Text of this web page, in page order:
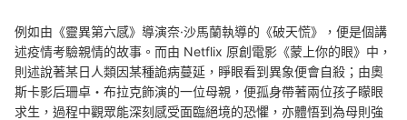
例如由《靈異第六感》導演奈·沙馬蘭執導的《破天慌》，便是個講
述疫情考驗親情的故事。而由 Netflix 原創電影《蒙上你的眼》中，
則述說著某日人類因某種詭病蔓延，睜眼看到異象便會自殺；由奧
斯卡影后珊卓・布拉克飾演的一位母親，便孤身帶著兩位孩子矇眼
求生，過程中觀眾能深刻感受面臨絕境的恐懼，亦體悟到為母則強